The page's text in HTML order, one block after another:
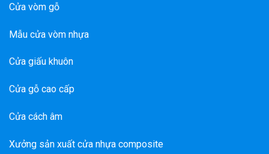
Cửa vòm gỗ
Mẫu cửa vòm nhựa
Cửa giấu khuôn
Cửa gỗ cao cấp
Cửa cách âm
Xưởng sản xuất cửa nhựa composite